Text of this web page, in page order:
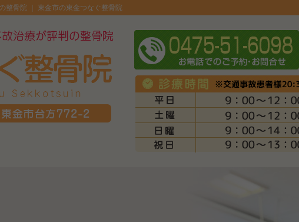
整骨院 ｜ 東金市の東金つなぐ整骨院